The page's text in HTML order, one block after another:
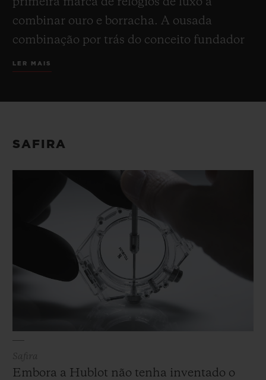
primeira marca de relógios de luxo a
combinar ouro e borracha. A ousada
combinação por trás do conceito fundador
da Arte da Fusão causou uma revolução na
sem precedentes, a Hublot escolheu fundir
os dois materiais díspares para criar uma
combinação de alto desempenho que
correspondeu aos seus rigorosos critérios
técnicos e estéticos. Escrita em sua
metodologia e no coração de suas coleções,
a borracha é utilizada em uma ampla
variedade de formas, cores, estruturas e
LER MAIS
SAFIRA
Safira
Embora a Hublot não tenha inventado o